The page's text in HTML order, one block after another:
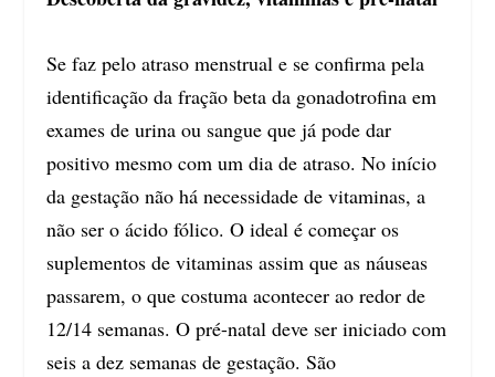
Se faz pelo atraso menstrual e se confirma pela
identificação da fração beta da gonadotrofina em
exames de urina ou sangue que já pode dar
positivo mesmo com um dia de atraso. No início
da gestação não há necessidade de vitaminas, a
não ser o ácido fólico. O ideal é começar os
suplementos de vitaminas assim que as náuseas
passarem, o que costuma acontecer ao redor de
12/14 semanas. O pré-natal deve ser iniciado com
seis a dez semanas de gestação. São